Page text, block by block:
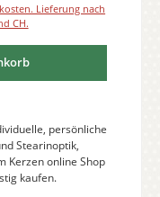
Lieferung nach
CH.